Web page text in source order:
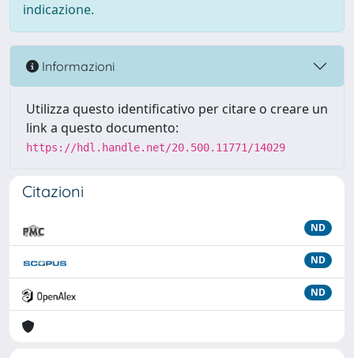
indicazione.
Informazioni
Utilizza questo identificativo per citare o creare un
link a questo documento:
https://hdl.handle.net/20.500.11771/14029
Citazioni
ND
ND
ND